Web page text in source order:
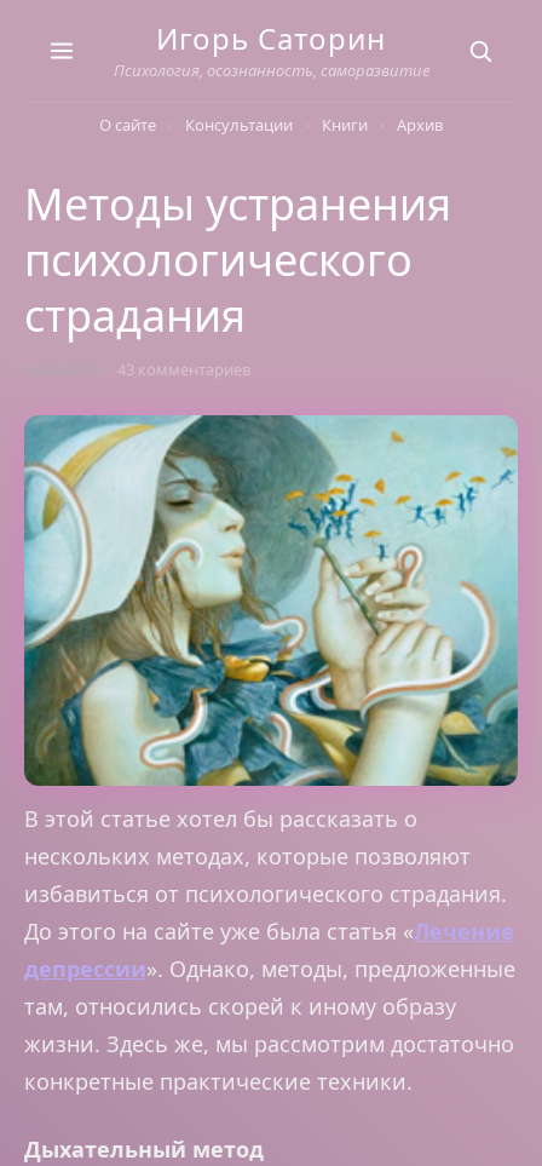
Игорь Саторин
Психология, осознанность, саморазвитие
О сайте Консультации Книги Архив
Методы устранения
психологического
страдания
14.05.2010 43 комментариев
В этой статье хотел бы рассказать о
нескольких методах, которые позволяют
избавиться от психологического страдания.
До этого на сайте уже была статья «Лечение
депрессии». Однако, методы, предложенные
там, относились скорей к иному образу
жизни. Здесь же, мы рассмотрим достаточно
конкретные практические техники.
Дыхательный метод